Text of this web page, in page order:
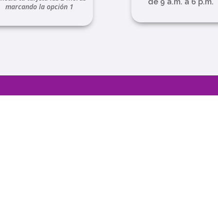
marcando la opción 1